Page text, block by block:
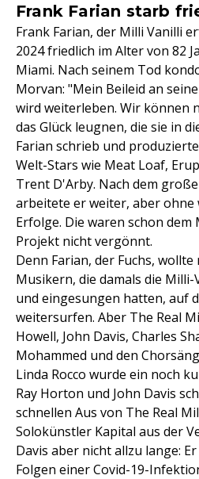
Frank Farian starb
Frank Farian, der Milli Vanilli
2024 friedlich im Alter von 82
Miami. Nach seinem Tod
Morvan: "Mein Beileid an
wird weiterleben. Wir können
das Glück leugnen, die sie in
Farian schrieb und
Welt-Stars wie Meat Loaf,
Trent D'Arby. Nach dem
arbeitete er weiter, aber
Erfolge. Die waren schon
Projekt nicht vergönnt.
Denn Farian, der Fuchs,
Musikern, die damals die
und eingesungen hatten, auf
weitersurfen. Aber The Real
Howell, John Davis, Charles
Mohammed und den
Linda Rocco wurde ein noch
Ray Horton und John Davis
schnellen Aus von The Real
Solokünstler Kapital aus der
Davis aber nicht allzu lange:
Folgen einer Covid-19-